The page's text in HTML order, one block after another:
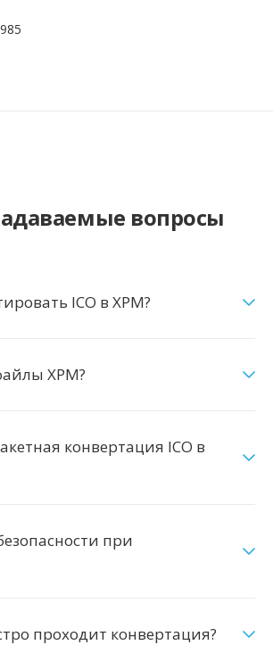
вопросы
ICO в XPM?
XPM?
конвертация ICO в
при
проходит конвертация?